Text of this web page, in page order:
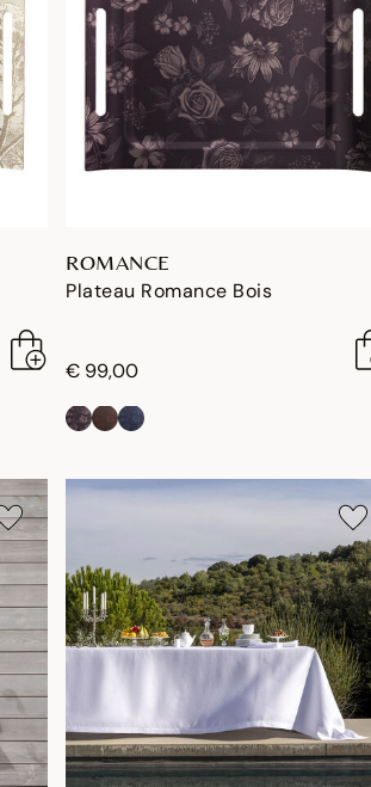
ROMANCE
Plateau Romance Bois
€ 99,00